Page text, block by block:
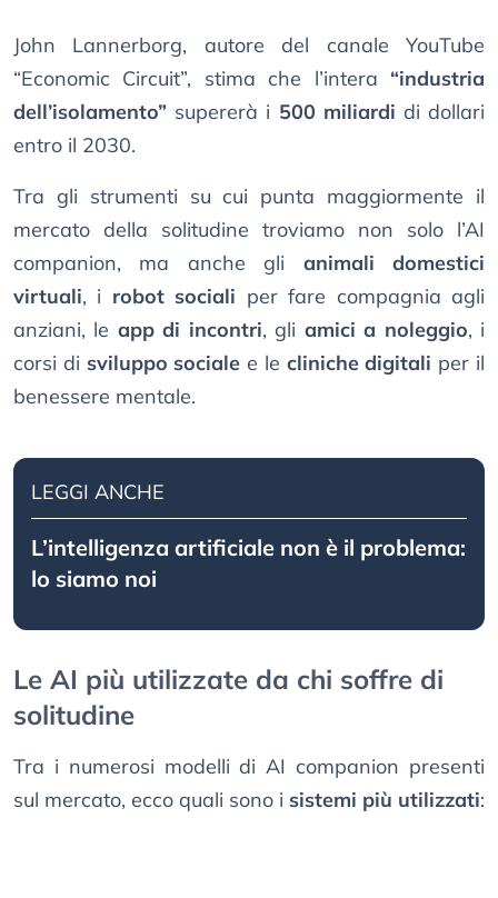
John Lannerborg, autore del canale YouTube
“Economic Circuit”, stima che l’intera “industria
dell’isolamento” supererà i 500 miliardi di dollari
entro il 2030.
Tra gli strumenti su cui punta maggiormente il
mercato della solitudine troviamo non solo l’AI
companion, ma anche gli animali domestici
virtuali, i robot sociali per fare compagnia agli
anziani, le app di incontri, gli amici a noleggio, i
corsi di sviluppo sociale e le cliniche digitali per il
benessere mentale.
LEGGI ANCHE
L’intelligenza artificiale non è il problema:
lo siamo noi
Le AI più utilizzate da chi soffre di
solitudine
Tra i numerosi modelli di AI companion presenti
sul mercato, ecco quali sono i sistemi più utilizzati: